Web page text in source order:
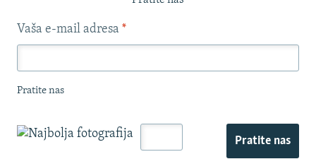
Vaša e-mail adresa *
Pratite nas
Pratite nas